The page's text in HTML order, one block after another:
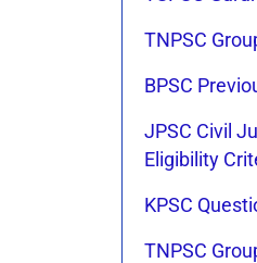
TNPSC
BPSC
JPSC Civil
Eligibility
KPSC
TNPSC